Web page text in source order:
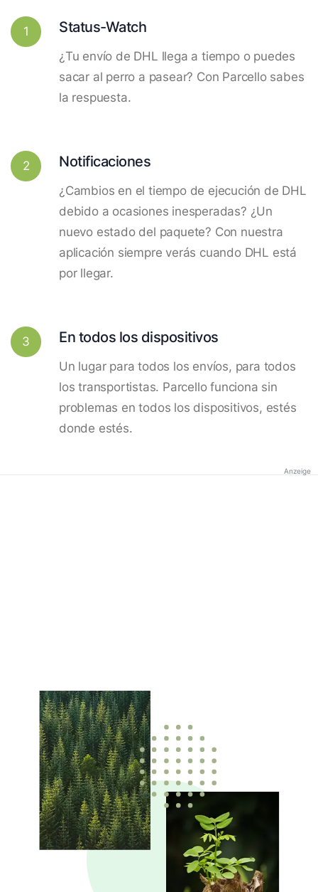
1 Status-Watch
¿Tu envío de DHL llega a tiempo o puedes
sacar al perro a pasear? Con Parcello sabes
la respuesta.
2 Notificaciones
¿Cambios en el tiempo de ejecución de DHL
debido a ocasiones inesperadas? ¿Un
nuevo estado del paquete? Con nuestra
aplicación siempre verás cuando DHL está
por llegar.
3 En todos los dispositivos
Un lugar para todos los envíos, para todos
los transportistas. Parcello funciona sin
problemas en todos los dispositivos, estés
donde estés.
Anzeige